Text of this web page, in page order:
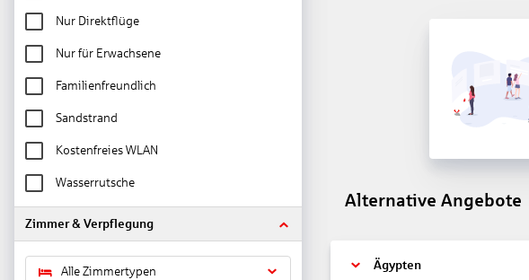
Nur Direktflüge
Nur für Erwachsene
Familienfreundlich
Sandstrand
Kostenfreies WLAN
Wasserrutsche
Zimmer & Verpflegung
Alle Zimmertypen
Alternative Angebote
Ägypten